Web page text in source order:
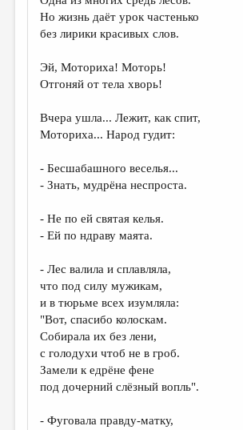
ПРАВИЛА САЙТА
ИЗБРАННОЕ
ПРОИЗВЕДЕНИЯ
ПЕРЕВОДЫ
КОНКУРСЫ
ДЕТСКАЯ КОМНАТА
КНИЖНАЯ ПОЛКА
ОБЗОР ЛИТЕРАТУРЫ
СТРАНИЦЫ ПАМЯТИ
ОБЪЯВЛЕНИЯ
КОЛОНКА РЕДАКТОРА
РЕДКОЛЛЕГИЯ
ОТ РЕДАКЦИИ
Но жизнь даёт урок частенько
без лирики красивых слов.
Эй, Моториха! Моторь!
Отгоняй от тела хворь!
Вчера ушла... Лежит, как спит,
Моториха... Народ гудит:
- Бесшабашного веселья...
- Знать, мудрёна неспроста.
- Не по ей святая келья.
- Ей по ндраву маята.
- Лес валила и сплавляла,
что под силу мужикам,
и в тюрьме всех изумляла:
"Вот, спасибо колоскам.
Собирала их без лени,
с голодухи чтоб не в гроб.
Замели к едрёне фене
под дочерний слёзный вопль".
- Фуговала правду-матку,